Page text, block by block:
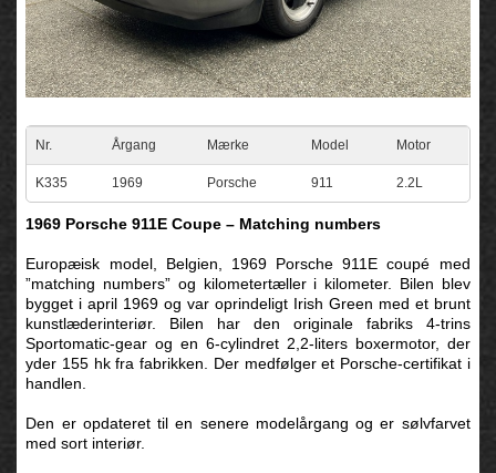
Nr. Årgang Mærke Model Motor
K335 1969 Porsche 911 2.2L
1969 Porsche 911E Coupe – Matching numbers
Europæisk model, Belgien, 1969 Porsche 911E coupé med
”matching numbers” og kilometertæller i kilometer. Bilen blev
bygget i april 1969 og var oprindeligt Irish Green med et brunt
kunstlæderinteriør. Bilen har den originale fabriks 4-trins
Sportomatic-gear og en 6-cylindret 2,2-liters boxermotor, der
yder 155 hk fra fabrikken. Der medfølger et Porsche-certifikat i
handlen.
Den er opdateret til en senere modelårgang og er sølvfarvet
med sort interiør.